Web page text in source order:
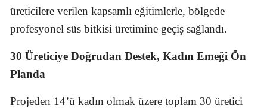
üreticilere verilen kapsamlı eğitimlerle, bölgede
profesyonel süs bitkisi üretimine geçiş sağlandı.
30 Üreticiye Doğrudan Destek, Kadın Emeği Ön
Planda
Projeden 14’ü kadın olmak üzere toplam 30 üretici